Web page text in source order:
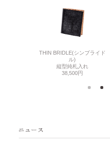
THIN BRIDLE(シンブライド
ル)
縦型純札入れ
38,500円